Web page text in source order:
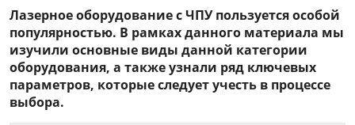
Лазерное оборудование c ЧПУ пользуется особой
популярностью. В рамках данного материала мы
изучили основные виды данной категории
оборудования, а также узнали ряд ключевых
параметров, которые следует учесть в процессе
выбора.